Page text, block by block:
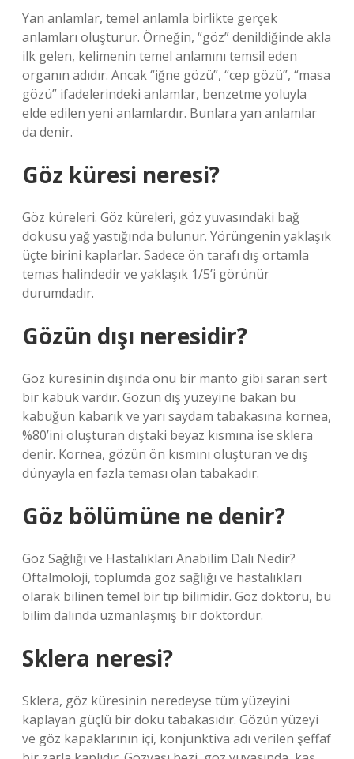
Yan anlamlar, temel anlamla birlikte gerçek
anlamları oluşturur. Örneğin, “göz” denildiğinde akla
ilk gelen, kelimenin temel anlamını temsil eden
organın adıdır. Ancak “iğne gözü”, “cep gözü”, “masa
gözü” ifadelerindeki anlamlar, benzetme yoluyla
elde edilen yeni anlamlardır. Bunlara yan anlamlar
da denir.
Göz küresi neresi?
Göz küreleri. Göz küreleri, göz yuvasındaki bağ
dokusu yağ yastığında bulunur. Yörüngenin yaklaşık
üçte birini kaplarlar. Sadece ön tarafı dış ortamla
temas halindedir ve yaklaşık 1/5’i görünür
durumdadır.
Gözün dışı neresidir?
Göz küresinin dışında onu bir manto gibi saran sert
bir kabuk vardır. Gözün dış yüzeyine bakan bu
kabuğun kabarık ve yarı saydam tabakasına kornea,
%80’ini oluşturan dıştaki beyaz kısmına ise sklera
denir. Kornea, gözün ön kısmını oluşturan ve dış
dünyayla en fazla teması olan tabakadır.
Göz bölümüne ne denir?
Göz Sağlığı ve Hastalıkları Anabilim Dalı Nedir?
Oftalmoloji, toplumda göz sağlığı ve hastalıkları
olarak bilinen temel bir tıp bilimidir. Göz doktoru, bu
bilim dalında uzmanlaşmış bir doktordur.
Sklera neresi?
Sklera, göz küresinin neredeyse tüm yüzeyini
kaplayan güçlü bir doku tabakasıdır. Gözün yüzeyi
ve göz kapaklarının içi, konjunktiva adı verilen şeffaf